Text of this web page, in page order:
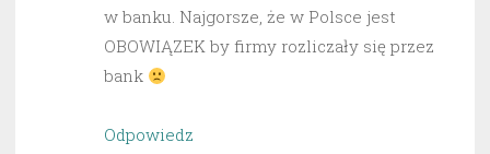
w banku. Najgorsze, że w Polsce jest
OBOWIĄZEK by firmy rozliczały się przez
bank
Odpowiedz